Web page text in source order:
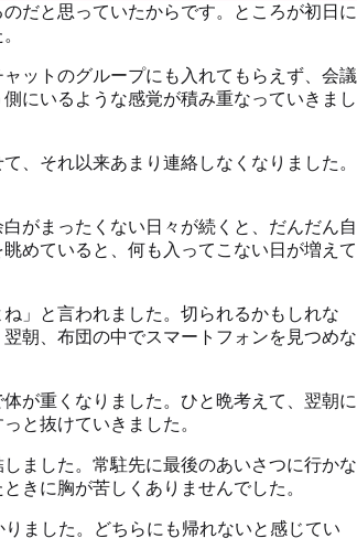
だと思っていたからです。ところが初日に
ットのグループにも入れてもらえず、会議
にいるような感覚が積み重なっていきまし
、それ以来あまり連絡しなくなりました。
がまったくない日々が続くと、だんだん自
めていると、何も入ってこない日が増えて
」と言われました。切られるかもしれな
朝、布団の中でスマートフォンを見つめな
が重くなりました。ひと晩考えて、翌朝に
と抜けていきました。
ました。常駐先に最後のあいさつに行かな
きに胸が苦しくありませんでした。
ました。どちらにも帰れないと感じてい